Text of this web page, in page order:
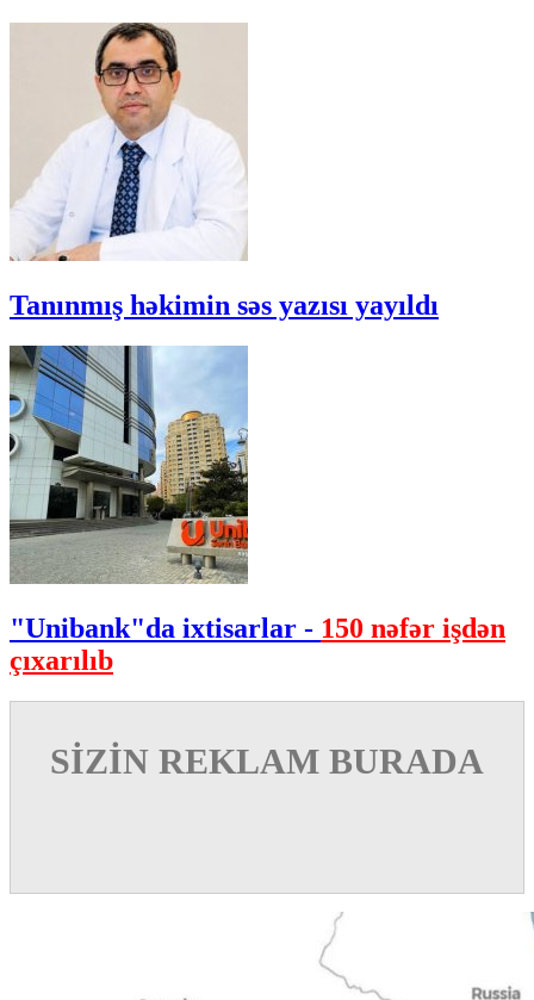
Tanınmış həkimin səs yazısı yayıldı
"Unibank"da ixtisarlar - 150 nəfər işdən
çıxarılıb
SİZİN REKLAM BURADA